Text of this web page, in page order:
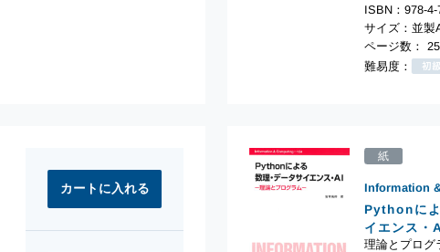
ISBN：978-
サイズ：並製
ページ数：
難易度：
Pythonに
イエンス・
理論とプログ
Information
紙